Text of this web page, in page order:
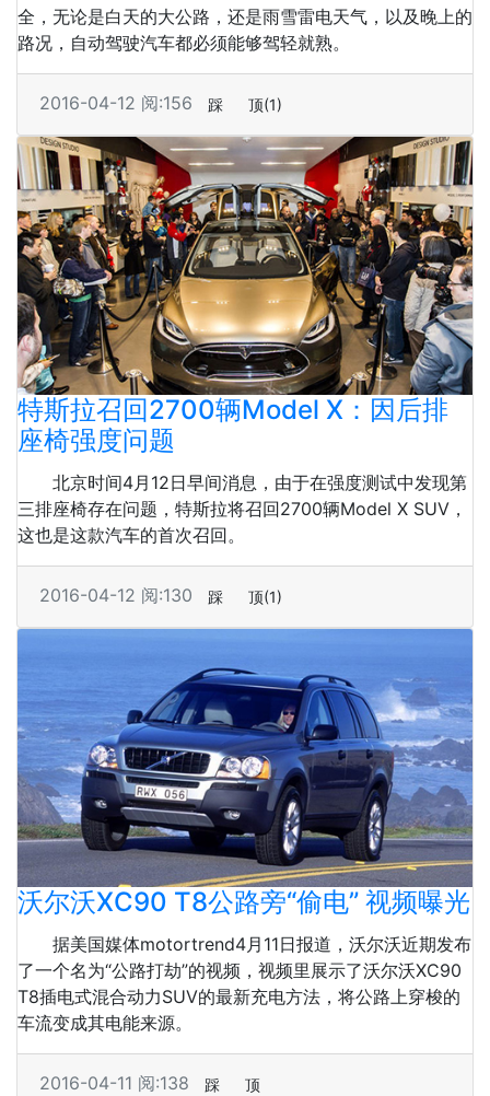
全，无论是白天的大公路，还是雨雪雷电天气，以及晚上的
路况，自动驾驶汽车都必须能够驾轻就熟。
2016-04-12 阅:156 踩 顶(1)
特斯拉召回2700辆Model X：因后排
座椅强度问题
北京时间4月12日早间消息，由于在强度测试中发现第
三排座椅存在问题，特斯拉将召回2700辆Model X SUV，
这也是这款汽车的首次召回。
2016-04-12 阅:130 踩 顶(1)
沃尔沃XC90 T8公路旁“偷电” 视频曝光
据美国媒体motortrend4月11日报道，沃尔沃近期发布
了一个名为“公路打劫”的视频，视频里展示了沃尔沃XC90
T8插电式混合动力SUV的最新充电方法，将公路上穿梭的
车流变成其电能来源。
2016-04-11 阅:138 踩 顶